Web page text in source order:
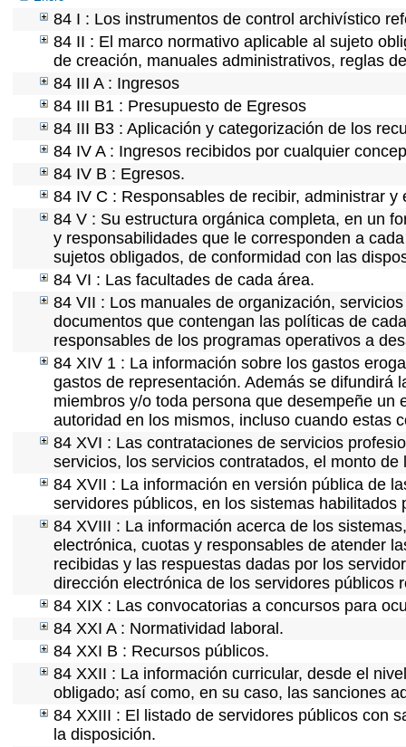
84 I : Los instrumentos de control archivístico
84 II : El marco normativo aplicable al sujeto
de creación, manuales administrativos, reglas
84 III A : Ingresos
84 III B1 : Presupuesto de Egresos
84 III B3 : Aplicación y categorización de los
84 IV A : Ingresos recibidos por cualquier
84 IV B : Egresos.
84 IV C : Responsables de recibir, administrar y
84 V : Su estructura orgánica completa, en un
y responsabilidades que le corresponden a
sujetos obligados, de conformidad con las
84 VI : Las facultades de cada área.
84 VII : Los manuales de organización,
documentos que contengan las políticas de
responsables de los programas operativos a
84 XIV 1 : La información sobre los gastos
gastos de representación. Además se difundirá
miembros y/o toda persona que desempeñe
autoridad en los mismos, incluso cuando estas
84 XVI : Las contrataciones de servicios
servicios, los servicios contratados, el monto
84 XVII : La información en versión pública de
servidores públicos, en los sistemas
84 XVIII : La información acerca de los
electrónica, cuotas y responsables de atender
recibidas y las respuestas dadas por los
dirección electrónica de los servidores públicos
84 XIX : Las convocatorias a concursos para
84 XXI A : Normatividad laboral.
84 XXI B : Recursos públicos.
84 XXII : La información curricular, desde el
obligado; así como, en su caso, las sanciones
84 XXIII : El listado de servidores públicos con
la disposición.